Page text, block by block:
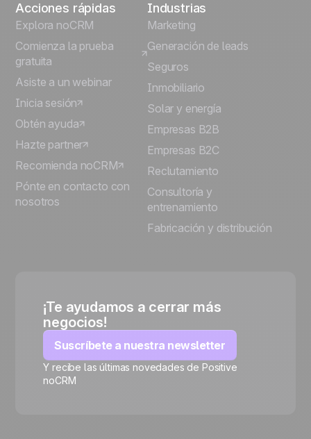
Acciones rápidas
Explora noCRM
Comienza la prueba
gratuita
Asiste a un webinar
Inicia sesión
Obtén ayuda
Hazte partner
Recomienda noCRM
Pónte en contacto con
nosotros
Industrias
Marketing
Generación de leads
Seguros
Inmobiliario
Solar y energía
Empresas B2B
Empresas B2C
Reclutamiento
Consultoría y
entrenamiento
Fabricación y distribución
¡Te ayudamos a cerrar más
negocios!
Suscríbete a nuestra newsletter
Y recibe las últimas novedades de Positive
noCRM